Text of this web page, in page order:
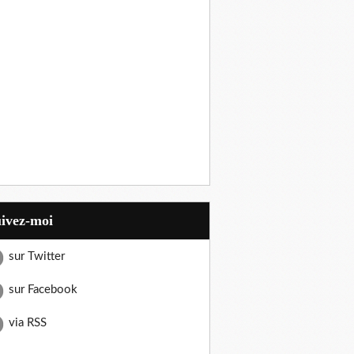
moi
sur Twitter
sur Facebook
via RSS